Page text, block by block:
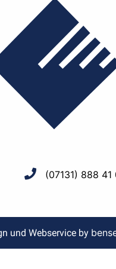
(07131) 888 41
und Webservice by